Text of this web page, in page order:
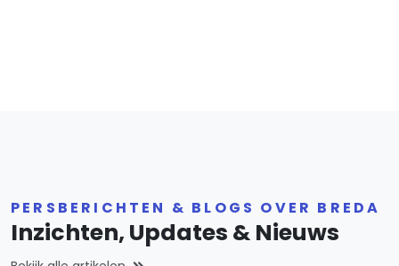
PERSBERICHTEN & BLOGS OVER BREDA
Inzichten, Updates & Nieuws